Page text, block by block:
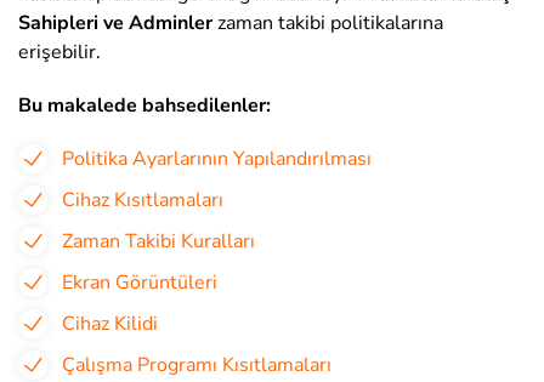
Sahipleri ve Adminlerzaman takibi politikalarına
erişebilir.
Bu makalede bahsedilenler:
Politika Ayarlarının Yapılandırılması
Cihaz Kısıtlamaları
Zaman Takibi Kuralları
Ekran Görüntüleri
Cihaz Kilidi
Çalışma Programı Kısıtlamaları